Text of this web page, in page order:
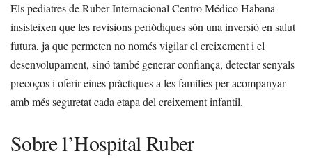
Els pediatres de Ruber Internacional Centro Médico Habana
insisteixen que les revisions periòdiques són una inversió en salut
futura, ja que permeten no només vigilar el creixement i el
desenvolupament, sinó també generar confiança, detectar senyals
precoços i oferir eines pràctiques a les famílies per acompanyar
amb més seguretat cada etapa del creixement infantil.
Sobre l’Hospital Ruber